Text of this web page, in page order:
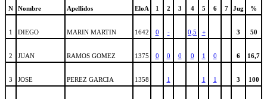
N Nombre Apellidos EloA 1 2 3 4 5 6 7 Jug %
1 DIEGO MARIN MARTIN 1642 0 - 0,5 + 3 50
2 JUAN RAMOS GOMEZ 1375 0 0 0 0 1 0 6 16,7
3 JOSE PEREZ GARCIA 1358 1 1 1 3 100